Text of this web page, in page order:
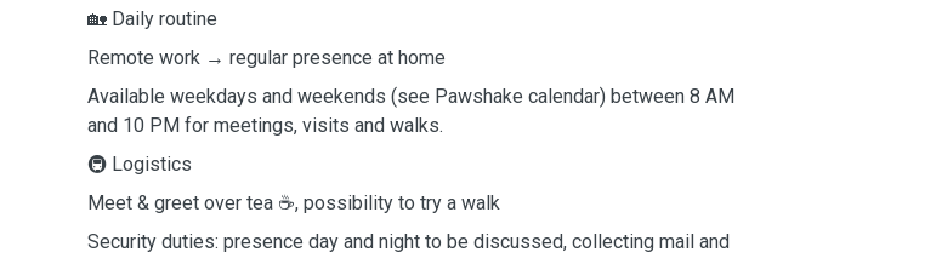
🏡 Daily routine
Remote work → regular presence at home
Available weekdays and weekends (see Pawshake calendar) between 8 AM
and 10 PM for meetings, visits and walks.
🚇 Logistics
Meet & greet over tea ☕, possibility to try a walk
Security duties: presence day and night to be discussed, collecting mail and